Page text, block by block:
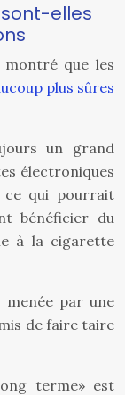
elles
que les
plus sûres
un grand
électroniques
ce qui pourrait
bénéficier du
à la cigarette
menée par une
de faire taire
terme» est